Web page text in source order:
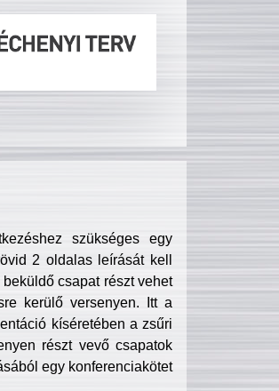
szükséges egy
2 oldalas leírását kell
csapat részt vehet
kerülő versenyen. Itt a
kíséretében a zsűri
részt vevő csapatok
egy konferenciakötet